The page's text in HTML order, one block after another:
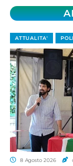
ATTUALITA'
8 Agosto 2026